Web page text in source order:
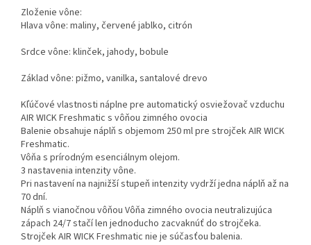
Zloženie vône:
Hlava vône: maliny, červené jablko, citrón
Srdce vône: klinček, jahody, bobule
Základ vône: pižmo, vanilka, santalové drevo
Kľúčové vlastnosti náplne pre automatický osviežovač vzduchu
AIR WICK Freshmatic s vôňou zimného ovocia
Balenie obsahuje náplň s objemom 250 ml pre strojček AIR WICK
Freshmatic.
Vôňa s prírodným esenciálnym olejom.
3 nastavenia intenzity vône.
Pri nastavení na najnižší stupeň intenzity vydrží jedna náplň až na
70 dní.
Náplň s vianočnou vôňou Vôňa zimného ovocia neutralizujúca
zápach 24/7 stačí len jednoducho zacvaknúť do strojčeka.
Strojček AIR WICK Freshmatic nie je súčasťou balenia.